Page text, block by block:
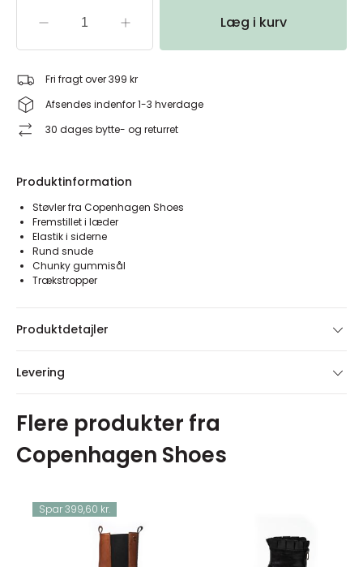
Læg i kurv
Fri fragt over 399 kr
Afsendes indenfor 1-3 hverdage
30 dages bytte- og returret
Produktinformation
Støvler fra Copenhagen Shoes
Fremstillet i læder
Elastik i siderne
Rund snude
Chunky gummisål
Trækstropper
Produktdetajler
Levering
Flere produkter fra
Copenhagen Shoes
Spar 399,60 kr.